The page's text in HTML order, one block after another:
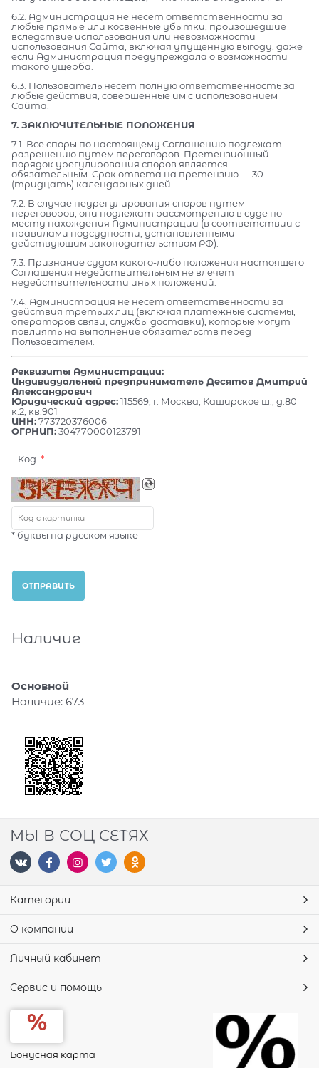
6.2. Администрация не несет ответственности за
любые прямые или косвенные убытки, произошедшие
вследствие использования или невозможности
использования Сайта, включая упущенную выгоду, даже
если Администрация предупреждала о возможности
такого ущерба.
6.3. Пользователь несет полную ответственность за
любые действия, совершенные им с использованием
Сайта.
7. ЗАКЛЮЧИТЕЛЬНЫЕ ПОЛОЖЕНИЯ
7.1. Все споры по настоящему Соглашению подлежат
разрешению путем переговоров. Претензионный
порядок урегулирования споров является
обязательным. Срок ответа на претензию — 30
(тридцать) календарных дней.
7.2. В случае неурегулирования споров путем
переговоров, они подлежат рассмотрению в суде по
месту нахождения Администрации (в соответствии с
правилами подсудности, установленными
действующим законодательством РФ).
7.3. Признание судом какого-либо положения настоящего
Соглашения недействительным не влечет
недействительности иных положений.
7.4. Администрация не несет ответственности за
действия третьих лиц (включая платежные системы,
операторов связи, службы доставки), которые могут
повлиять на выполнение обязательств перед
Пользователем.
Реквизиты Администрации:
Индивидуальный предприниматель Десятов Дмитрий
Александрович
Юридический адрес:115569, г. Москва, Каширское ш., д.80
к.2, кв.901
ИНН:773720376006
ОГРНИП:304770000123791
Код
* буквы на русском языке
Наличие
Основной
Наличие: 673
МЫ В СОЦ СЕТЯХ
Категории
О компании
Личный кабинет
Сервис и помощь
Бонусная карта